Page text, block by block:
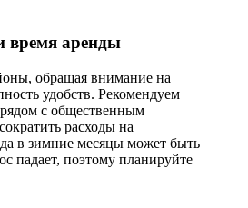
время аренды
обращая внимание на
удобств. Рекомендуем
с общественным
расходы на
в зимние месяцы может быть
падает, поэтому планируйте